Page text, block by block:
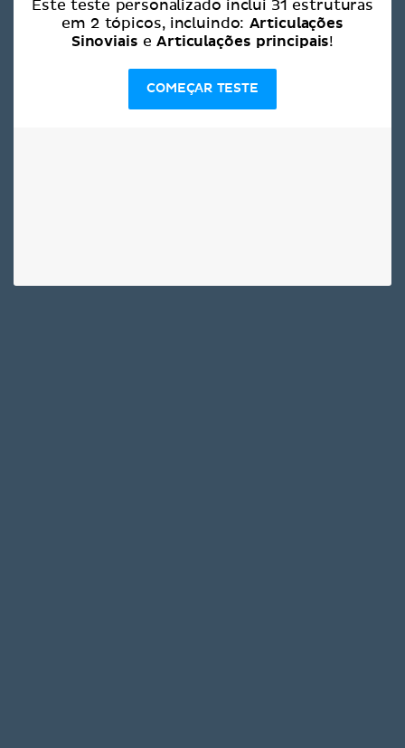
Este teste personalizado inclui 31 estruturas
em 2 tópicos, incluindo: Articulações
Sinoviais eArticulações principais!
COMEÇAR TESTE